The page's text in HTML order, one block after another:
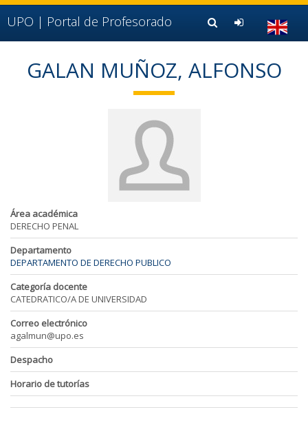
Ir al contenido principal de la página (alt + s)
Ir a la cabecera de la página (alt + c)
Ir al pie de la página (alt + p)
Ir al menú principal (alt + u)
UPO | Portal de Profesorado
GALAN MUÑOZ, ALFONSO
Área académica
DERECHO PENAL
Departamento
DEPARTAMENTO DE DERECHO PUBLICO
Categoría docente
CATEDRATICO/A DE UNIVERSIDAD
Correo electrónico
agalmun@upo.es
Despacho
Horario de tutorías